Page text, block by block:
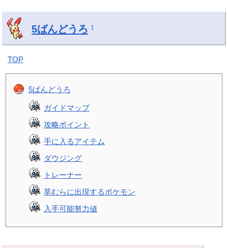
5ばんどうろ †
TOP
5ばんどうろ
ガイドマップ
攻略ポイント
手に入るアイテム
ダウジング
トレーナー
草むらに出現するポケモン
入手可能努力値